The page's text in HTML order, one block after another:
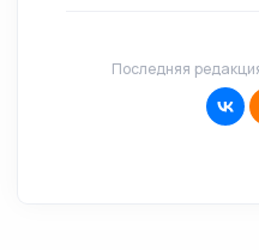
Последняя